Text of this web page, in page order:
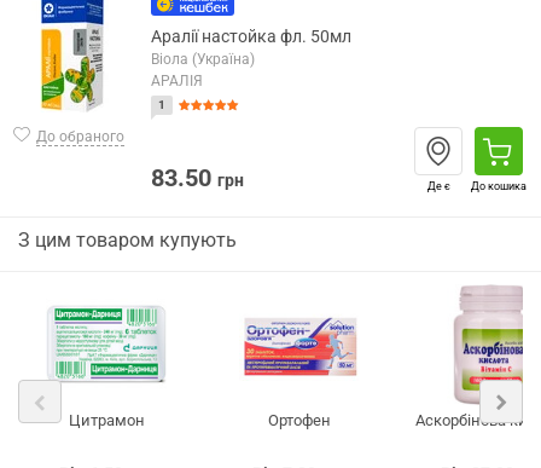
До обраного
Аралії настойка фл. 50мл
Віола (Україна)
АРАЛІЯ
1
83.50 грн Де є До кошика
З цим товаром купують
Цитрамон Ортофен Аскорбінова